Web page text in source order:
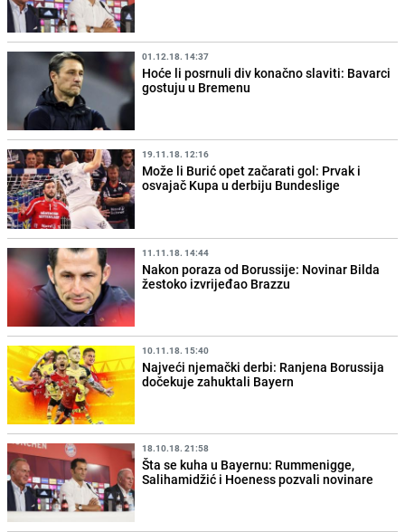
01.12.18. 14:37
Hoće li posrnuli div konačno slaviti: Bavarci
gostuju u Bremenu
19.11.18. 12:16
Može li Burić opet začarati gol: Prvak i
osvajač Kupa u derbiju Bundeslige
11.11.18. 14:44
Nakon poraza od Borussije: Novinar Bilda
žestoko izvrijeđao Brazzu
10.11.18. 15:40
Najveći njemački derbi: Ranjena Borussija
dočekuje zahuktali Bayern
18.10.18. 21:58
Šta se kuha u Bayernu: Rummenigge,
Salihamidžić i Hoeness pozvali novinare